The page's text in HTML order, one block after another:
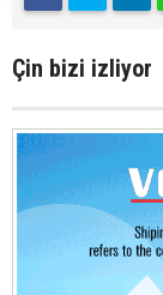
Çin bizi izliyor